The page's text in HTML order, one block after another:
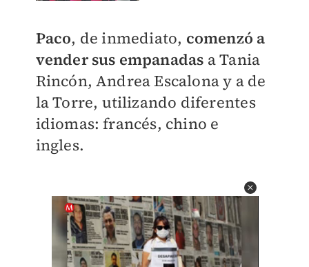
Paco, de inmediato, comenzó a
vender sus empanadas a Tania
Rincón, Andrea Escalona y a de
la Torre, utilizando diferentes
idiomas: francés, chino e
ingles.